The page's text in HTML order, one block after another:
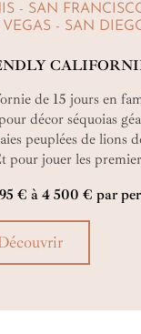
- SAN
- SAN
de 15 jours en
décor séquoias
peuplées de lions
pour jouer les
pour qui le script
pensé autant que
€ à 4 500 € par